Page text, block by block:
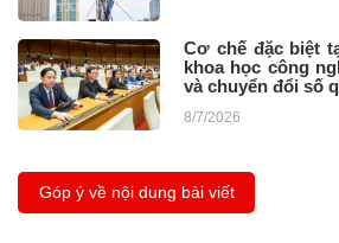
Cơ chế đặc biệt
khoa học công
và chuyển đổi số
8/7/2026
Góp ý về nội dung bài viết